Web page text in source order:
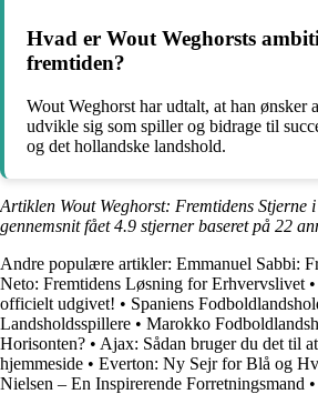
Hvad er Wout Weghorsts
fremtiden?
Wout Weghorst har udtalt, at han ønsker
udvikle sig som spiller og bidrage til
og det hollandske landshold.
Artiklen Wout Weghorst: Fremtidens
gennemsnit fået4.9 stjerner baseret på 22
Andre populære artikler: Emmanuel Sabbi:
Neto: Fremtidens Løsning for Erhvervslivet •
officielt udgivet! • Spaniens
Landsholdsspillere • Marokko
Horisonten? • Ajax: Sådan bruger du det til
hjemmeside • Everton: Ny Sejr for Blå og
Nielsen – En Inspirerende Forretningsmand •